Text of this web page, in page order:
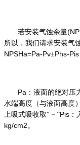
若安装气蚀余量
所以，我们请求安装气
NPSHa=Pa-Pv±Phs-Pis
Pa ：液面的绝对压
水端高度（与液面高度
上吸式吸收取“－”Pis
kg/cm2。